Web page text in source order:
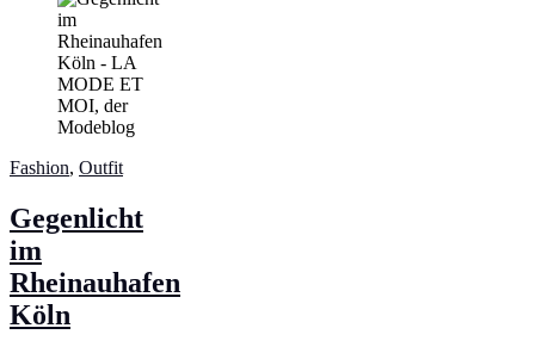
Fashion, Outfit
Gegenlicht
im
Rheinauhafen
Köln